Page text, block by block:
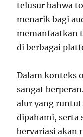
telusur bahwa
menarik bagi
memanfaatkan
di berbagai
Dalam konteks
sangat
alur yang
dipahami, serta
bervariasi akan